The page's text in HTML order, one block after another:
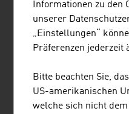
AVEQ GMBH
MOTOROLA
Informationen zu den
unserer
„Einstellungen“
Präferenzen jederzeit
Bitte beachten Sie,
US-amerikanischen
welche sich nicht